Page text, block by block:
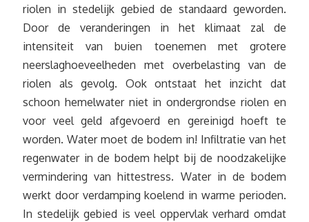
riolen in stedelijk gebied de standaard geworden.
Door de veranderingen in het klimaat zal de
intensiteit van buien toenemen met grotere
neerslaghoeveelheden met overbelasting van de
riolen als gevolg. Ook ontstaat het inzicht dat
schoon hemelwater niet in ondergrondse riolen en
voor veel geld afgevoerd en gereinigd hoeft te
worden. Water moet de bodem in! Infiltratie van het
regenwater in de bodem helpt bij de noodzakelijke
vermindering van hittestress. Water in de bodem
werkt door verdamping koelend in warme perioden.
In stedelijk gebied is veel oppervlak verhard omdat